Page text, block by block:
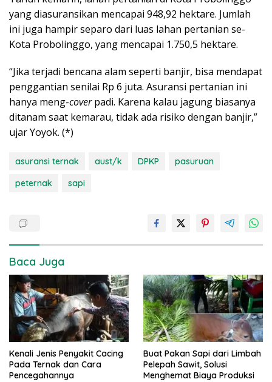
yang diasuransikan mencapai 948,92 hektare. Jumlah
ini juga hampir separo dari luas lahan pertanian se-
Kota Probolinggo, yang mencapai 1.750,5 hektare.
“Jika terjadi bencana alam seperti banjir, bisa mendapat
penggantian senilai Rp 6 juta. Asuransi pertanian ini
hanya meng-coverpadi. Karena kalau jagung biasanya
ditanam saat kemarau, tidak ada risiko dengan banjir,”
ujar Yoyok. (*)
asuransi ternak aust/k DPKP
pasuruan
peternak
sapi
Baca Juga
Kenali Jenis Penyakit Cacing
Pada Ternak dan Cara
Pencegahannya
Buat Pakan Sapi dari Limbah
Pelepah Sawit, Solusi
Menghemat Biaya Produksi